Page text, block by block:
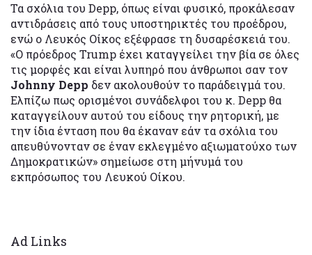
Τα σχόλια του Depp, όπως είναι φυσικό, προκάλεσαν
αντιδράσεις από τους υποστηρικτές του προέδρου,
ενώ ο Λευκός Οίκος εξέφρασε τη δυσαρέσκειά του.
«Ο πρόεδρος Trump έχει καταγγείλει την βία σε όλες
τις μορφές και είναι λυπηρό που άνθρωποι σαν τον
Johnny Depp δεν ακολουθούν το παράδειγμά του.
Ελπίζω πως ορισμένοι συνάδελφοι του κ. Depp θα
καταγγείλουν αυτού του είδους την ρητορική, με
την ίδια ένταση που θα έκαναν εάν τα σχόλια του
απευθύνονταν σε έναν εκλεγμένο αξιωματούχο των
Δημοκρατικών» σημείωσε στη μήνυμά του
εκπρόσωπος του Λευκού Οίκου.
Ad Links